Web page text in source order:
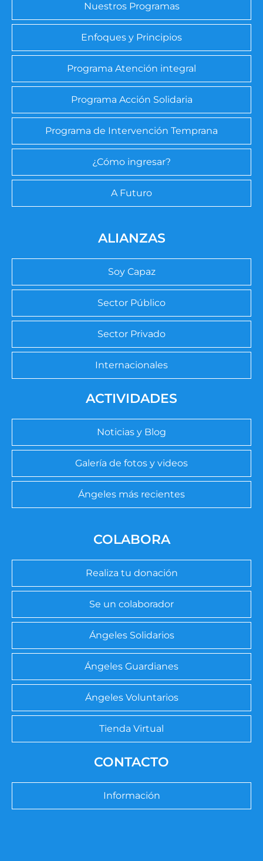
Nuestros Programas
Enfoques y Principios
Programa Atención integral
Programa Acción Solidaria
Programa de Intervención Temprana
¿Cómo ingresar?
A Futuro
ALIANZAS
Soy Capaz
Sector Público
Sector Privado
Internacionales
ACTIVIDADES
Noticias y Blog
Galería de fotos y videos
Ángeles más recientes
COLABORA
Realiza tu donación
Se un colaborador
Ángeles Solidarios
Ángeles Guardianes
Ángeles Voluntarios
Tienda Virtual
CONTACTO
Información